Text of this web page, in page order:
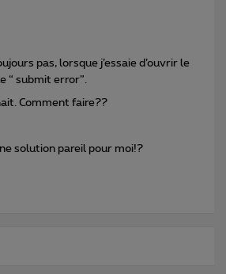
pas, lorsque j’essaie d’ouvrir le
“ submit error”.
Comment faire??
solution pareil pour moi!?